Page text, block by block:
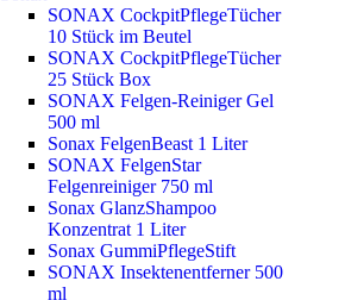
SONAX CockpitPflegeTücher
10 Stück im Beutel
SONAX CockpitPflegeTücher
25 Stück Box
SONAX Felgen-Reiniger Gel
500 ml
Sonax FelgenBeast 1 Liter
SONAX FelgenStar
Felgenreiniger 750 ml
Sonax GlanzShampoo
Konzentrat 1 Liter
Sonax GummiPflegeStift
SONAX Insektenentferner 500
ml